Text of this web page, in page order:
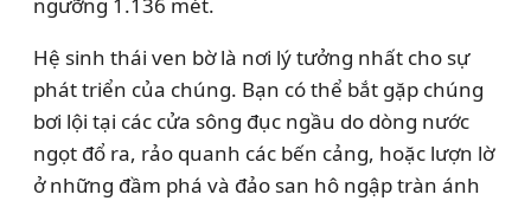
Hệ sinh thái ven bờ là nơi lý tưởng nhất cho sự
phát triển của chúng. Bạn có thể bắt gặp chúng
bơi lội tại các cửa sông đục ngầu do dòng nước
ngọt đổ ra, rảo quanh các bến cảng, hoặc lượn lờ
ở những đầm phá và đảo san hô ngập tràn ánh